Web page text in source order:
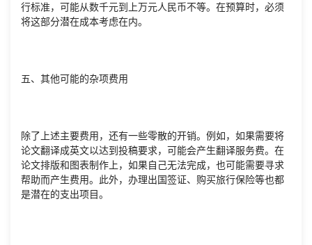
行标准，可能从数千元到上万元人民币不等。在预算时，必须
将这部分潜在成本考虑在内。
五、其他可能的杂项费用
除了上述主要费用，还有一些零散的开销。例如，如果需要将
论文翻译成英文以达到投稿要求，可能会产生翻译服务费。在
论文排版和图表制作上，如果自己无法完成，也可能需要寻求
帮助而产生费用。此外，办理出国签证、购买旅行保险等也都
是潜在的支出项目。